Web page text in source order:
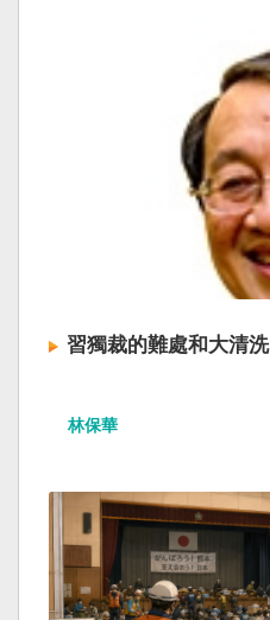
習獨裁的難處和大清洗
林保華